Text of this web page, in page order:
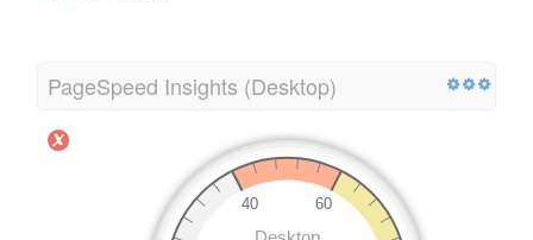
PageSpeed Insights (Desktop)